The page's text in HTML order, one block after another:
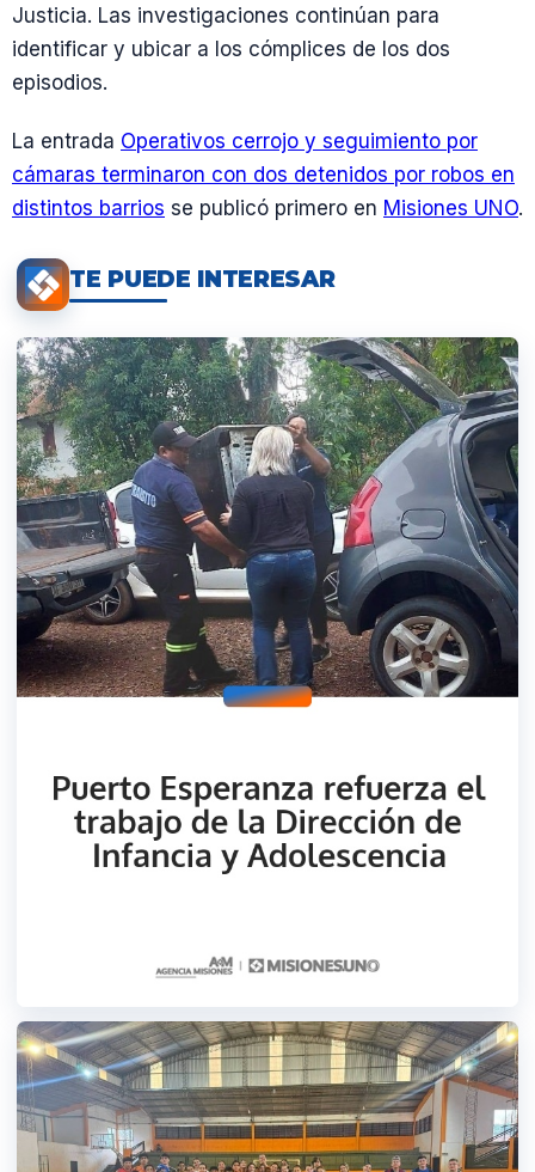
Justicia. Las investigaciones continúan para
identificar y ubicar a los cómplices de los dos
episodios.
La entrada Operativos cerrojo y seguimiento por
cámaras terminaron con dos detenidos por robos en
distintos barrios se publicó primero en Misiones UNO.
TE PUEDE INTERESAR